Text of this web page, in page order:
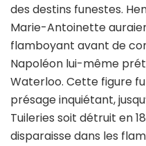
des destins funestes.
Marie-Antoinette
flamboyant avant de
Napoléon lui-même
Waterloo. Cette figure
présage inquiétant,
Tuileries soit détruit en
disparaisse dans les